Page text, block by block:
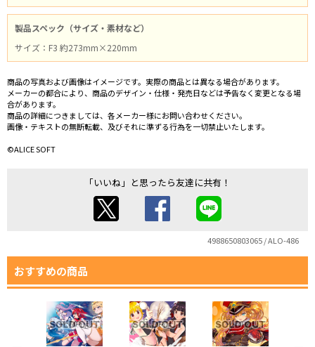
製品スペック（サイズ・素材など）
サイズ：F3 約273mm×220mm
商品の写真および画像はイメージです。実際の商品とは異なる場合があります。
メーカーの都合により、商品のデザイン・仕様・発売日などは予告なく変更となる場
合があります。
商品の詳細につきましては、各メーカー様にお問い合わせください。
画像・テキストの無断転載、及びそれに準ずる行為を一切禁止いたします。
©ALICE SOFT
「いいね」と思ったら友達に共有！
4988650803065 / ALO-486
おすすめの商品